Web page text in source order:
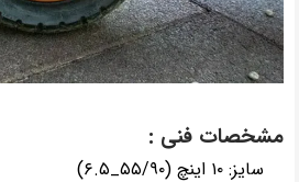
مشخصات فنی :
سایز: ۱۰ اینچ (۵۵/۹۰_۶.۵)